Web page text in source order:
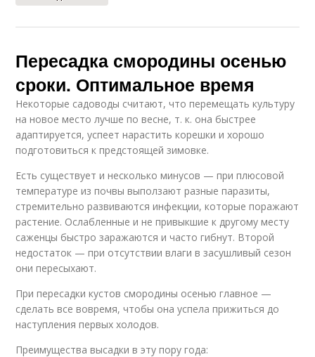
Пересадка смородины осенью
сроки. Оптимальное время
Некоторые садоводы считают, что перемещать культуру
на новое место лучше по весне, т. к. она быстрее
адаптируется, успеет нарастить корешки и хорошо
подготовиться к предстоящей зимовке.
Есть существует и несколько минусов — при плюсовой
температуре из почвы выползают разные паразиты,
стремительно развиваются инфекции, которые поражают
растение. Ослабленные и не привыкшие к другому месту
саженцы быстро заражаются и часто гибнут. Второй
недостаток — при отсутствии влаги в засушливый сезон
они пересыхают.
При пересадки кустов смородины осенью главное —
сделать все вовремя, чтобы она успела прижиться до
наступления первых холодов.
Преимущества высадки в эту пору года: